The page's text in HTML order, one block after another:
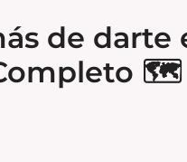
de darte
🗺️